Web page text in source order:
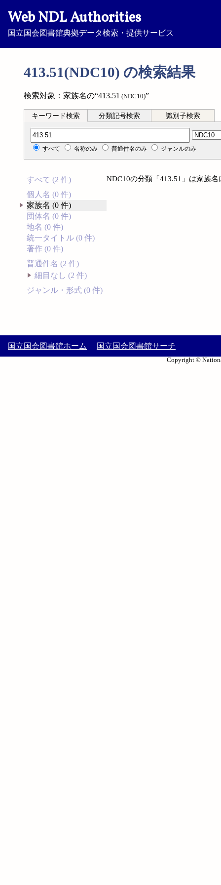
Web NDL Authorities
国立国会図書館典拠データ検索・提供サービス
413.51(NDC10) の検索結果
検索対象：家族名の“413.51 (NDC10)”
キーワード検索 分類記号検索 識別子検索
分類記号検索
すべて 名称のみ 普通件名のみ ジャンルのみ
すべて (2 件)
個人名 (0 件)
家族名 (0 件)
団体名 (0 件)
地名 (0 件)
統一タイトル (0 件)
著作 (0 件)
普通件名 (2 件)
細目なし (2 件)
ジャンル・形式 (0 件)
NDC10の分類「413.51」は家族
国立国会図書館ホーム 国立国会図書館サーチ
Copyright ©